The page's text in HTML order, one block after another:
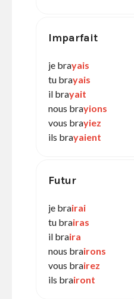
Imparfait
je brayais
tu brayais
il brayait
nous brayions
vous brayiez
ils brayaient
Futur
je brairai
tu brairas
il braira
nous brairons
vous brairez
ils brairont